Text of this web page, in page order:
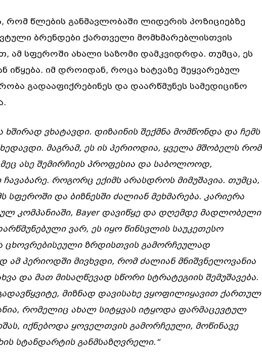
რომ წლების განმავლობაში ლიდერის პოზიციებზე
ბრენდები ქართველი მომხმარებლისთვის
ამ სფეროში ახალი საზომი დამკვიდრდა. თუმცა, ეს
იწყება. იმ დროიდან, როცა ხატვაზე შეყვარებულ
გადააფიქრებინეს და დაარწმუნეს სამედიცინო
ხშირად ვხატავდი. დიზაინის შექმნა მომწონდა და ჩემს
მაგრამ, ეს ის პერიოდია, ყველა მშობელს რომ
მეც ასე შემირჩიეს პროფესია და საბოლოოდ,
ჩავაბარე. როგორც ექიმს არასდროს მიმუშავია. თუმცა,
სფეროში და ბიზნესში ძალიან მეხმარება. კარიერა
კომპანიაში, Bayer დავიწყე და დღემდე მადლობელი
ვარ, ეს იყო წინსვლის საუკეთესო
ცხოვრებისეული ზრდისთვის გამორჩეულად
ამ პერიოდში მივხვდი, რომ ძალიან მნიშვნელოვანია
და მათ მისაღწევად სწორი სტრატეგიის შემუშავება.
მიზნად დავისახე ვყოფილიყავით ქართულ
რომელიც ახალ სიტყვას იტყოდა ფარმაცევტულ
იქნებოდა ყოველთვის გამორჩეული, მოწინავე
სტანდარტის განმსაზღვრელი.“